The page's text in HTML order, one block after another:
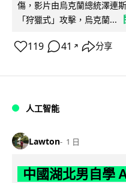
傷，影片由烏克蘭總統澤連
「狩獵式」攻擊，烏克蘭...
119 41 ↗ 分享
人工智能
Lawton 1 日
中國湖北男自學